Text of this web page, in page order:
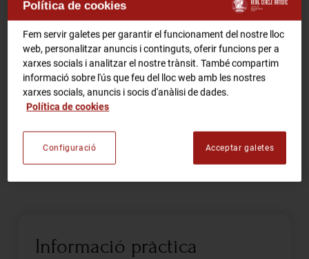
RCA Radio
RCA TV
RCA TEATRE
Gastronomic Experience 360º
Entrades Esdeveniments
Comparteix
Activitat conjunta amb Urban Sketchers de Barcelona.
Cal inscripció prèvia.
.- Socis del Cercle a través del correu de info.
Informació pràctica
Política de cookies
Fem servir galetes per garantir el funcionament del nostre lloc
web, personalitzar anuncis i continguts, oferir funcions per a
xarxes socials i analitzar el nostre trànsit. També compartim
informació sobre l'ús que feu del lloc web amb les nostres
xarxes socials, anuncis i socis d'anàlisi de dades.
Política de cookies
Acceptar galetes
Configuració